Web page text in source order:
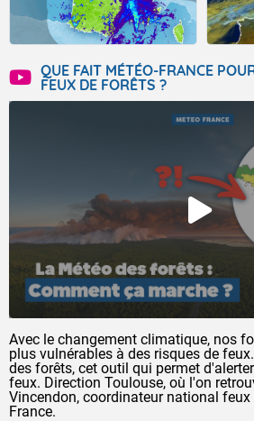
QUE FAIT MÉTÉO-FRANCE
FEUX DE FORÊTS ?
Avec le changement climatique, nos
plus vulnérables à des risques de
des forêts, cet outil qui permet
feux. Direction Toulouse, où l'on
Vincendon, coordinateur national
France.